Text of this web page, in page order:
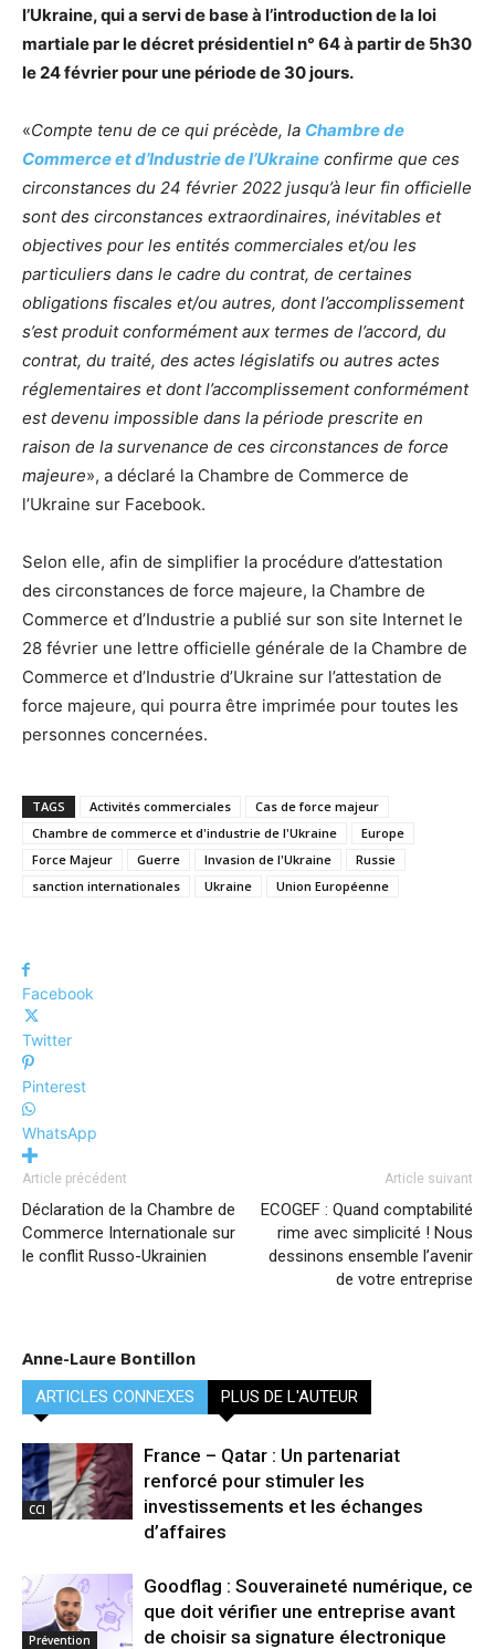
l’Ukraine, qui a servi de base à l’introduction de la loi
martiale par le décret présidentiel n° 64 à partir de 5h30
le 24 février pour une période de 30 jours.
«Compte tenu de ce qui précède, la Chambre de
Commerce et d’Industrie de l’Ukraine confirme que ces
circonstances du 24 février 2022 jusqu’à leur fin officielle
sont des circonstances extraordinaires, inévitables et
objectives pour les entités commerciales et/ou les
particuliers dans le cadre du contrat, de certaines
obligations fiscales et/ou autres, dont l’accomplissement
s’est produit conformément aux termes de l’accord, du
contrat, du traité, des actes législatifs ou autres actes
réglementaires et dont l’accomplissement conformément
est devenu impossible dans la période prescrite en
raison de la survenance de ces circonstances de force
majeure», a déclaré la Chambre de Commerce de
l’Ukraine sur Facebook.
Selon elle, afin de simplifier la procédure d’attestation
des circonstances de force majeure, la Chambre de
Commerce et d’Industrie a publié sur son site Internet le
28 février une lettre officielle générale de la Chambre de
Commerce et d’Industrie d’Ukraine sur l’attestation de
force majeure, qui pourra être imprimée pour toutes les
personnes concernées.
TAGS Activités commerciales
Cas de force majeur
Chambre de commerce et d'industrie de l'Ukraine
Europe
Force Majeur
Guerre Invasion de l'Ukraine
Russie
sanction internationales
Ukraine Union Européenne
Facebook
Twitter
Pinterest
WhatsApp
Article précédent
Déclaration de la Chambre de
Commerce Internationale sur
le conflit Russo-Ukrainien
Article suivant
ECOGEF : Quand comptabilité
rime avec simplicité ! Nous
dessinons ensemble l’avenir
de votre entreprise
Anne-Laure Bontillon
ARTICLES CONNEXES PLUS DE L'AUTEUR
CCI
France – Qatar : Un partenariat
renforcé pour stimuler les
investissements et les échanges
d’affaires
Prévention
Goodflag : Souveraineté numérique, ce
que doit vérifier une entreprise avant
de choisir sa signature électronique